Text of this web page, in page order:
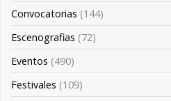
Convocatorias (144)
Escenografias (72)
Eventos (490)
Festivales (109)